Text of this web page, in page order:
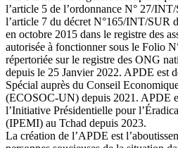
l’article 5 de l’ordonnance N° 27/
l’article 7 du décret N°165/INT/SUR
en octobre 2015 dans le registre des
autorisée à fonctionner sous le Folio
répertoriée sur le registre des ONG
depuis le 25 Janvier 2022. APDE est
Spécial auprès du Conseil
(ECOSOC-UN) depuis 2021. APDE
l’Initiative Présidentielle pour
(IPEMI) au Tchad depuis 2023.
La création de l’APDE est